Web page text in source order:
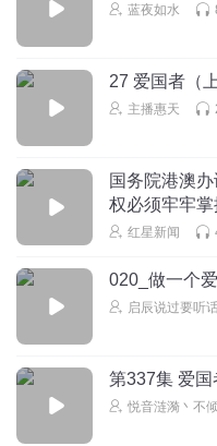
蓝夜如水
27 爱国者（上
主播惠天
国务院港澳办
权必须牢牢
治法则
红星新闻
020_做一个
启辰说过要听
第337集 爱国
悦音涟漪丶不